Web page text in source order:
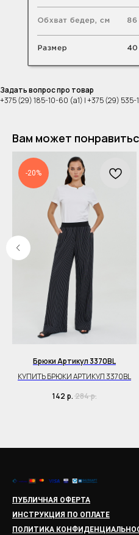
Задать вопрос про товар
+375 (29) 185-10-60 (а1) | +375 (29)
Вам может
-20%
Брюки Артикул 3370BL
КУПИТЬ БРЮКИ АРТИКУЛ 3370BL
142 р. 284р.
ПУБЛИЧНАЯ ОФЕРТА
ИНСТРУКЦИЯ ПО ОПЛАТЕ
ПОЛИТИКА